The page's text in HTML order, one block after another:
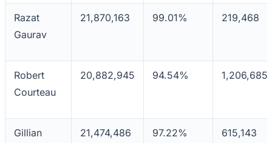
Razat
Gaurav
21,870,163 99.01% 219,468
Robert
Courteau
20,882,945 94.54% 1,206,685
Gillian
21,474,486 97.22% 615,143